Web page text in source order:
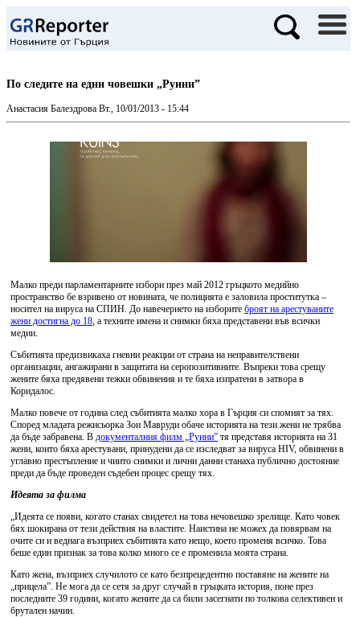
По следите на едни човешки „Руини”
Анастасия Балездрова Вт., 10/01/2013 - 15:44
Малко преди парламентарните избори през май 2012 гръцкото медийно
пространство бе взривено от новината, че полицията е заловила проститутка –
носител на вируса на СПИН. До навечерието на изборите броят на арестуваните
жени достигна до 18, а техните имена и снимки бяха представени във всички
медии.
Събитията предизвикаха гневни реакции от страна на неправителствени
организации, ангажирани в защитата на серопозитивните. Въпреки това срещу
жените бяха предявени тежки обвинения и те бяха изпратени в затвора в
Коридалос.
Малко повече от година след събитията малко хора в Гърция си спомнят за тях.
Според младата режисьорка Зои Мавруди обаче историята на тези жени не трябва
да бъде забравена. В документалния филм „Руини” тя представя историята на 31
жени, които бяха арестувани, принудени да се изследват за вируса HIV, обвинени в
углавно престъпление и чиито снимки и лични данни станаха публично достояние
преди да бъде проведен съдебен процес срещу тях.
Идеята за филма
„Идеята се появи, когато станах свидетел на това нечовешко зрелище. Като човек
бях шокирана от тези действия на властите. Наистина не можех да повярвам на
очите си и веднага възприех събитията като нещо, което променя всичко. Това
беше един признак за това колко много се е променила моята страна.
Като жена, възприех случилото се като безпрецедентно поставяне на жените на
„прицела”. Не мога да се сетя за друг случай в гръцката история, поне през
последните 39 години, когато жените да са били засегнати по толкова селективен и
брутален начин.